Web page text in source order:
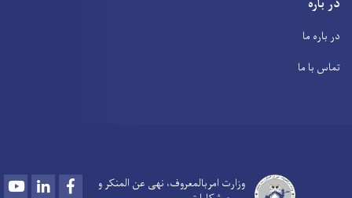
در باره ما
تماس با ما
وزارت امربالمعروف، نهی عن المنکر و YoutubeLinkedInFacebook